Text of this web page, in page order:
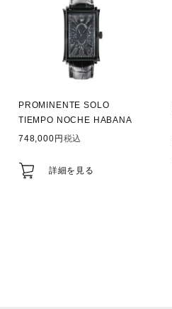
PROMINENTE SOLO
TIEMPO NOCHE HABANA
748,000
税込
詳細を見る